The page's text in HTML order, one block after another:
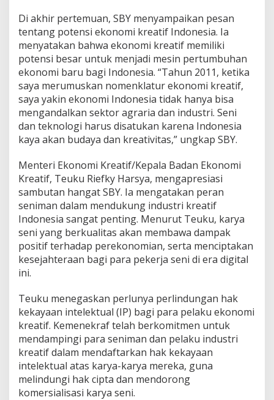
Di akhir pertemuan, SBY menyampaikan pesan
tentang potensi ekonomi kreatif Indonesia. Ia
menyatakan bahwa ekonomi kreatif memiliki
potensi besar untuk menjadi mesin pertumbuhan
ekonomi baru bagi Indonesia. “Tahun 2011, ketika
saya merumuskan nomenklatur ekonomi kreatif,
saya yakin ekonomi Indonesia tidak hanya bisa
mengandalkan sektor agraria dan industri. Seni
dan teknologi harus disatukan karena Indonesia
kaya akan budaya dan kreativitas,” ungkap SBY.
Menteri Ekonomi Kreatif/Kepala Badan Ekonomi
Kreatif, Teuku Riefky Harsya, mengapresiasi
sambutan hangat SBY. Ia mengatakan peran
seniman dalam mendukung industri kreatif
Indonesia sangat penting. Menurut Teuku, karya
seni yang berkualitas akan membawa dampak
positif terhadap perekonomian, serta menciptakan
kesejahteraan bagi para pekerja seni di era digital
ini.
Teuku menegaskan perlunya perlindungan hak
kekayaan intelektual (IP) bagi para pelaku ekonomi
kreatif. Kemenekraf telah berkomitmen untuk
mendampingi para seniman dan pelaku industri
kreatif dalam mendaftarkan hak kekayaan
intelektual atas karya-karya mereka, guna
melindungi hak cipta dan mendorong
komersialisasi karya seni.